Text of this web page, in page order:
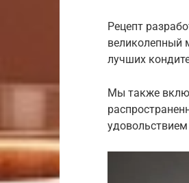
Рецепт
великолепный
лучших
Мы также
удовольствием